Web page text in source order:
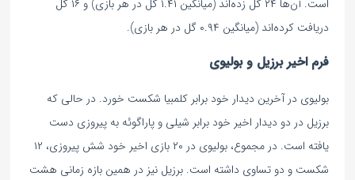
است. آن‌ها ۲۴ گل زده‌اند (میانگین ۱.۴۱ گل در هر بازی) و ۱۶ گل
دریافت کرده‌اند (میانگین ۰.۹۴ گل در هر بازی).
فرم اخیر برزیل و بولیوی
بولیوی در آخرین دیدار خود برابر کلمبیا شکست خورد. در حالی که
برزیل در دو دیدار اخیر خود برابر شیلی و پاراگوئه به پیروزی دست
یافته است. در مجموع، بولیوی در ۲۰ بازی اخیر خود شش پیروزی، ۱۲
شکست و دو تساوی داشته است. برزیل نیز در همین بازه زمانی هشت